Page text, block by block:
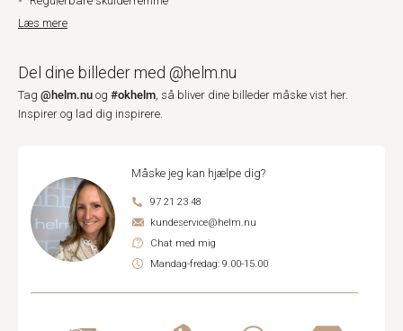
Læs mere
Del dine billeder med @helm.nu
Tag @helm.nu og #okhelm, så bliver dine billeder måske vist her.
Inspirer og lad dig inspirere.
Måske jeg kan hjælpe dig?
97 21 23 48
kundeservice@helm.nu
Chat med mig
Mandag-fredag: 9.00-15.00